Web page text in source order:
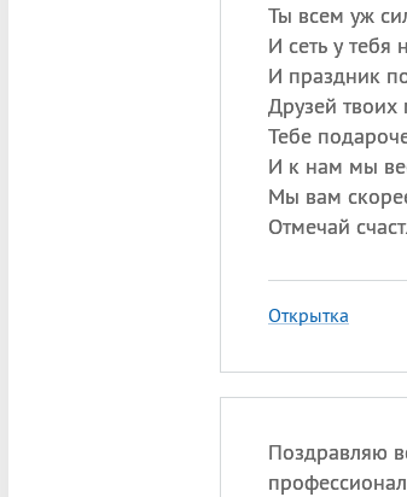
Ты всем уж
И сеть у тебя
И праздник
Друзей твоих
Тебе
И к нам мы
Мы вам
Отмечай
Открытка
Поздравляю